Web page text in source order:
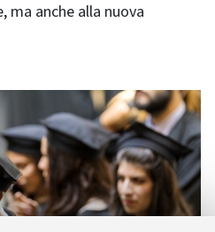
ma anche alla nuova